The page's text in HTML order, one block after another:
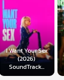
I Want Your Sex
(2026)
SoundTrack...